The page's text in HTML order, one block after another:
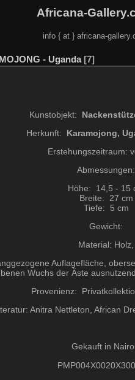
Africana-
info { at } africana-
- Uganda 7
Kunstobjekt:
Herkunft: Karamojong,
Erstehungszeitraum:
Abmessungen:
Höhe: 14,5 - 15
Breite: 27 cm
Tiefe: 5 cm
Gewicht:
Material: Holz,
Auflagefläche,
Wuchs der Äste
Provenienz:
Anitra Nettleton, African
Gekauft in